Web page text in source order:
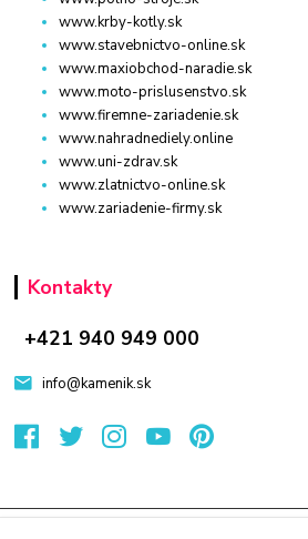
www.krby-kotly.sk
www.stavebnictvo-online.sk
www.maxiobchod-naradie.sk
www.moto-prislusenstvo.sk
www.firemne-zariadenie.sk
www.nahradnediely.online
www.uni-zdrav.sk
www.zlatnictvo-online.sk
www.zariadenie-firmy.sk
Kontakty
+421 940 949 000
info@kamenik.sk